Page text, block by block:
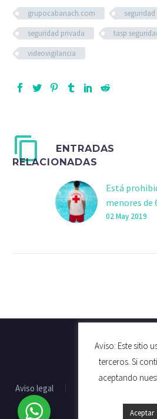
grupocabanach.com
seguridad
seguridad privada
tasp
videovigilancia
ENTRADAS
RELACIONADAS
Está
menores de
solos
02 May 2019
Aviso legal
2022 © Grupo
Aviso: Este sitio
terceros. Si
aceptando
Aceptar